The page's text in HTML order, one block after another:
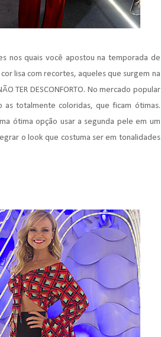
nos quais você apostou na temporada de
lisa com recortes, aqueles que surgem na
TER DESCONFORTO. No mercado popular
totalmente coloridas, que ficam ótimas.
ótima opção usar a segunda pele em um
o look que costuma ser em tonalidades